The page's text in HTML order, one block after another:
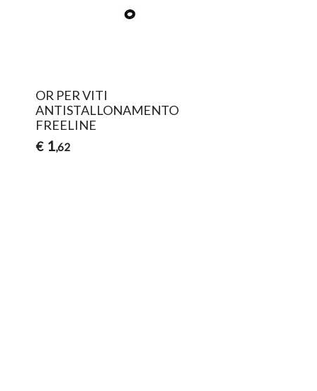
OR PER VITI
ANTISTALLONAMENTO
FREELINE
€ 1,62